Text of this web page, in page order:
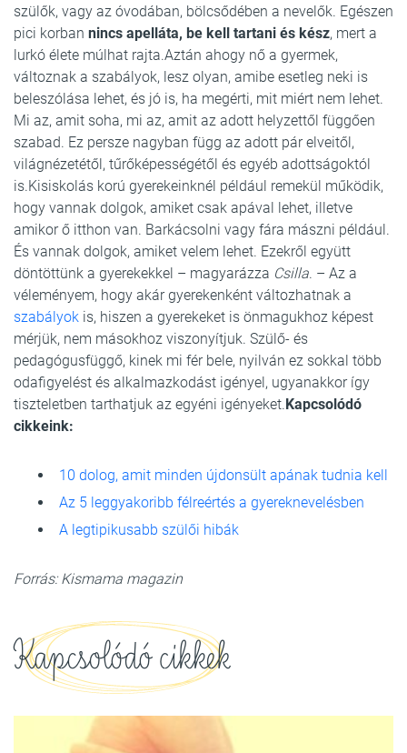
szülők, vagy az óvodában, bölcsődében a nevelők. Egészen
pici korban nincs apelláta, be kell tartani és kész, mert a
lurkó élete múlhat rajta.Aztán ahogy nő a gyermek,
változnak a szabályok, lesz olyan, amibe esetleg neki is
beleszólása lehet, és jó is, ha megérti, mit miért nem lehet.
Mi az, amit soha, mi az, amit az adott helyzettől függően
szabad. Ez persze nagyban függ az adott pár elveitől,
világnézetétől, tűrőképességétől és egyéb adottságoktól
is.Kisiskolás korú gyerekeinknél például remekül működik,
hogy vannak dolgok, amiket csak apával lehet, illetve
amikor ő itthon van. Barkácsolni vagy fára mászni például.
És vannak dolgok, amiket velem lehet. Ezekről együtt
döntöttünk a gyerekekkel – magyarázza Csilla. – Az a
véleményem, hogy akár gyerekenként változhatnak a
szabályok is, hiszen a gyerekeket is önmagukhoz képest
mérjük, nem másokhoz viszonyítjuk. Szülő- és
pedagógusfüggő, kinek mi fér bele, nyilván ez sokkal több
odafigyelést és alkalmazkodást igényel, ugyanakkor így
tiszteletben tarthatjuk az egyéni igényeket.Kapcsolódó
cikkeink:
10 dolog, amit minden újdonsült apának tudnia kell
Az 5 leggyakoribb félreértés a gyereknevelésben
A legtipikusabb szülői hibák
Forrás: Kismama magazin
Kapcsolódó cikkek